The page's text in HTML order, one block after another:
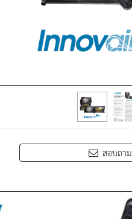
สอบถาม